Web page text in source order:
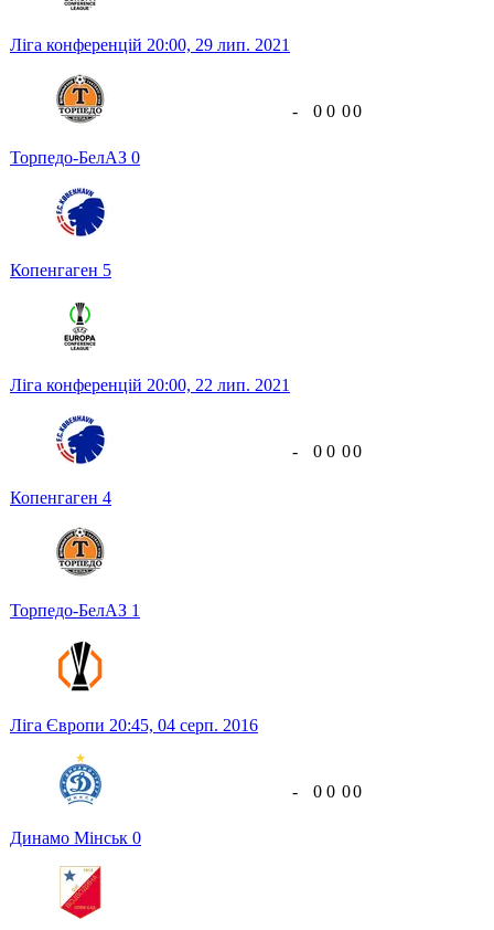
Ліга конференцій 20:00, 29 лип. 2021
Торпедо-БелАЗ 0
Копенгаген 5
- 0 0 00
Ліга конференцій 20:00, 22 лип. 2021
Копенгаген 4
Торпедо-БелАЗ 1
- 0 0 00
Ліга Європи 20:45, 04 серп. 2016
Динамо Мінськ 0
- 0 0 00